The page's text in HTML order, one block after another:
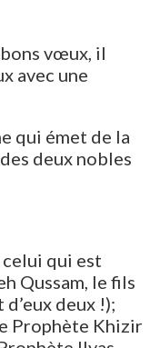
vœux, il
avec une
qui émet de la
deux nobles
celui qui est
Qussam, le fils
deux !);
Prophète Khizir